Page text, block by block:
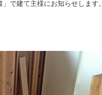
で建て主様にお知らせします。